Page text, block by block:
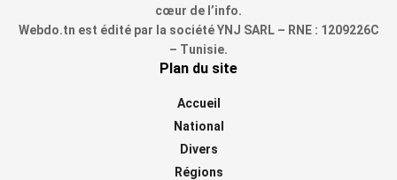
cœur de l’info.
Webdo.tn est édité par la société YNJ SARL – RNE : 1209226C
– Tunisie.
Plan du site
Accueil
National
Divers
Régions